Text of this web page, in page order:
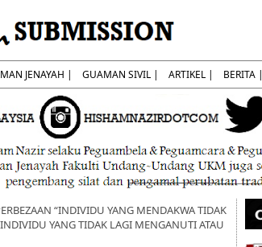
JENAYAH | GUAMAN SIVIL | ARTIKEL | BERITA |
“INDIVIDU YANG MENDAKWA TIDAK
YANG TIDAK LAGI MENGANUTI ATAU